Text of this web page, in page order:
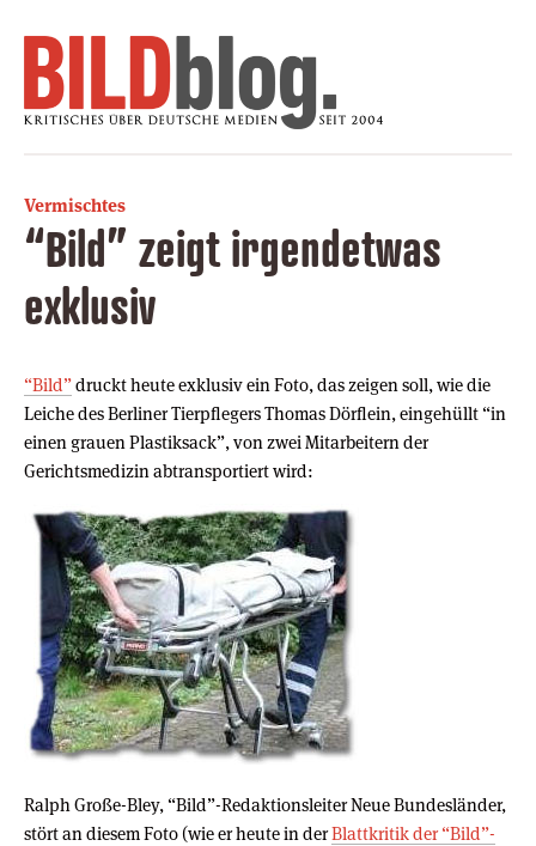
Vermischtes
“Bild” zeigt irgendetwas
exklusiv
“Bild”druckt heute exklusiv ein Foto, das zeigen soll, wie die
Leiche des Berliner Tierpflegers Thomas Dörflein, eingehüllt “in
einen grauen Plastiksack”, von zwei Mitarbeitern der
Gerichtsmedizin abtransportiert wird:
Ralph Große-Bley, “Bild”-Redaktionsleiter Neue Bundesländer,
stört an diesem Foto (wie er heute in derBlattkritik der “Bild”-